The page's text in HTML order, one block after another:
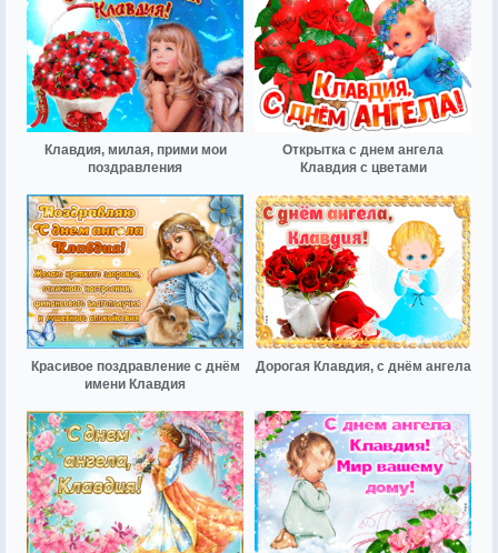
Клавдия, милая, прими мои
поздравления
Открытка с днем ангела
Клавдия с цветами
Красивое поздравление с днём
имени Клавдия
Дорогая Клавдия, с днём ангела